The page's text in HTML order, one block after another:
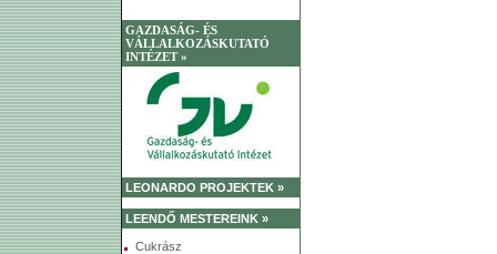
GAZDASÁG- ÉS
VÁLLALKOZÁSKUTATÓ
INTÉZET »
LEONARDO PROJEKTEK »
LEENDŐ MESTEREINK »
Cukrász